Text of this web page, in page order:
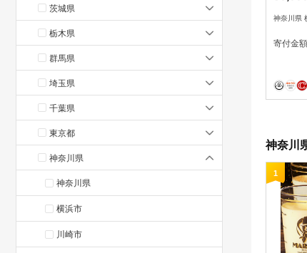
茨城県
栃木県
群馬県
埼玉県
千葉県
東京都
神奈川県
神奈川県
横浜市
川崎市
【株
神奈川県
寄付金
神奈川
1